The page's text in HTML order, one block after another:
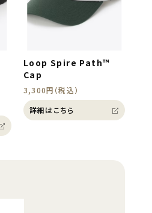
Loop Spire Path™
Cap
3,300円（税込）
詳細はこちら